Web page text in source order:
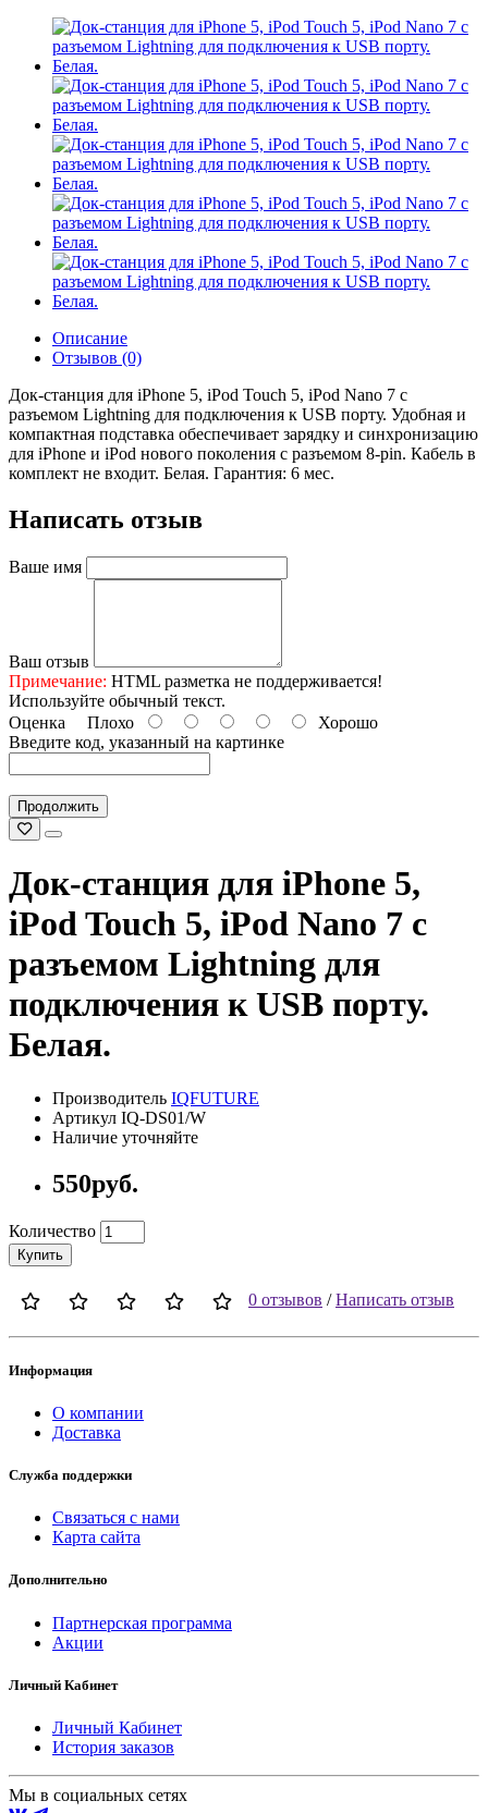
Описание
Отзывов (0)
Док-станция для iPhone 5, iPod Touch 5, iPod Nano 7 с
разъемом Lightning для подключения к USB порту. Удобная и
компактная подставка обеспечивает зарядку и синхронизацию
для iPhone и iPod нового поколения с разъемом 8-pin. Кабель в
комплект не входит. Белая. Гарантия: 6 мес.
Написать отзыв
Ваше имя
Ваш отзыв
Примечание: HTML разметка не поддерживается!
Используйте обычный текст.
Оценка Плохо
Хорошо
Введите код, указанный на картинке
Продолжить
Док-станция для iPhone 5,
iPod Touch 5, iPod Nano 7 с
разъемом Lightning для
подключения к USB порту.
Белая.
Производитель IQFUTURE
Артикул IQ-DS01/W
Наличие уточняйте
550руб.
Количество
Купить
0 отзывов /Написать отзыв
Информация
О компании
Доставка
Служба поддержки
Связаться с нами
Карта сайта
Дополнительно
Партнерская программа
Акции
Личный Кабинет
Личный Кабинет
История заказов
Мы в социальных сетях